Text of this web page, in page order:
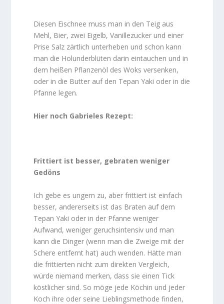
Diesen Eischnee muss man in den Teig aus
Mehl, Bier, zwei Eigelb, Vanillezucker und einer
Prise Salz zärtlich unterheben und schon kann
man die Holunderblüten darin eintauchen und in
dem heißen Pflanzenöl des Woks versenken,
oder in die Butter auf den Tepan Yaki oder in die
Pfanne legen.
Hier noch Gabrieles Rezept:
Frittiert ist besser, gebraten weniger
Gedöns
Ich gebe es ungern zu, aber frittiert ist einfach
besser, andererseits ist das Braten auf dem
Tepan Yaki oder in der Pfanne weniger
Aufwand, weniger geruchsintensiv und man
kann die Dinger (wenn man die Zweige mit der
Schere entfernt hat) auch wenden. Hätte man
die frittierten nicht zum direkten Vergleich,
würde niemand merken, dass sie einen Tick
köstlicher sind. So möge jede Köchin und jeder
Koch ihre oder seine Lieblingsmethode finden,